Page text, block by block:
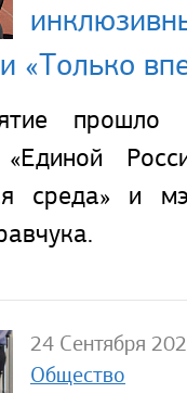
«Только
прошло
«Единой
среда» и
24 Сентября
Общество